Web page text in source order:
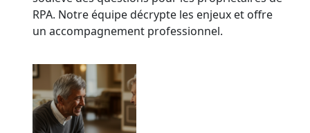
RPA. Notre équipe décrypte les enjeux et offre
un accompagnement professionnel.